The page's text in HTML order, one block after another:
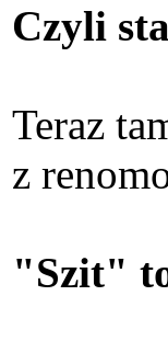
Czyli
Teraz
z
"Szit"